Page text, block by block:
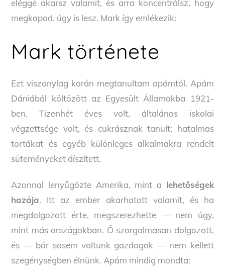
eléggé akarsz valamit, és arra koncentrálsz, hogy
megkapod, úgy is lesz. Mark így emlékezik:
Mark története
Ezt viszonylag korán megtanultam apámtól. Apám
Dániából költözött az Egyesült Államokba 1921-
ben. Tizenhét éves volt, általános iskolai
végzettsége volt, és cukrásznak tanult; hatalmas
tortákat és egyéb különleges alkalmakra rendelt
süteményeket díszített.
Azonnal lenyűgözte Amerika, mint a lehetőségek
hazája. Itt az ember akarhatott valamit, és ha
megdolgozott érte, megszerezhette — nem úgy,
mint más országokban. Ő szorgalmasan dolgozott,
és — bár sosem voltunk gazdagok — nem kellett
szegénységben élnünk. Apám mindig mondta: